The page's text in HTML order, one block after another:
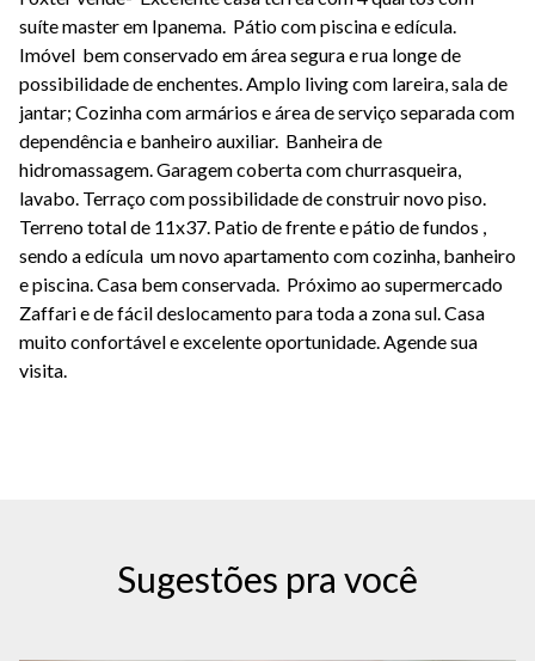
suíte master em Ipanema. Pátio com piscina e edícula.
Imóvel bem conservado em área segura e rua longe de
possibilidade de enchentes. Amplo living com lareira, sala de
jantar; Cozinha com armários e área de serviço separada com
dependência e banheiro auxiliar. Banheira de
hidromassagem. Garagem coberta com churrasqueira,
lavabo. Terraço com possibilidade de construir novo piso.
Terreno total de 11x37. Patio de frente e pátio de fundos ,
sendo a edícula um novo apartamento com cozinha, banheiro
e piscina. Casa bem conservada. Próximo ao supermercado
Zaffari e de fácil deslocamento para toda a zona sul. Casa
muito confortável e excelente oportunidade. Agende sua
visita.
Sugestões pra você